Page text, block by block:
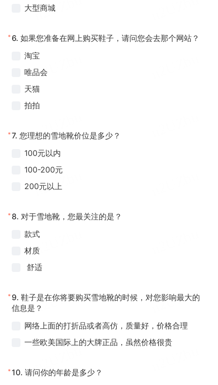
大型商城
* 6. 如果您准备在网上购买鞋子，请问您会去那个网站？
淘宝
唯品会
天猫
拍拍
*7. 您理想的雪地靴价位是多少？
100元以内
100-200元
200元以上
* 8. 对于雪地靴，您最关注的是？
款式
材质
舒适
* 9. 鞋子是在你将要购买雪地靴的时候，对您影响最大的
信息是？
网络上面的打折品或者高仿，质量好，价格合理
一些欧美国际上的大牌正品，虽然价格很贵
* 10. 请问你的年龄是多少？